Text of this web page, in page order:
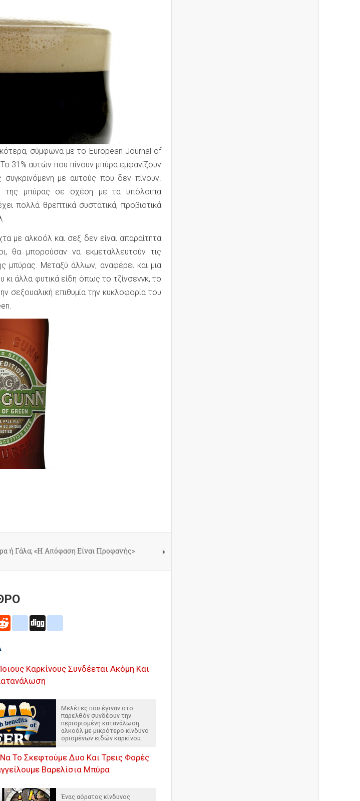
σύμφωνα με το European Journal of
31% αυτών που πίνουν μπύρα εμφανίζουν
συγκρινόμενη με αυτούς που δεν πίνουν.
της μπύρας σε σχέση με τα υπόλοιπα
πολλά θρεπτικά συστατικά, προβιοτικά
με αλκοόλ και σεξ δεν είναι απαραίτητα
θα μπορούσαν να εκμεταλλευτούν τις
μπύρας. Μεταξύ άλλων, αναφέρει και μια
κι άλλα φυτικά είδη όπως το τζίνσενγκ, το
σεξουαλική επιθυμία την κυκλοφορία του
ή Γάλα; «Η Απόφαση Είναι Προφανής»
Redditdelicious
Καρκίνους Συνδέεται Ακόμη Και
Μελέτες που έγιναν στο
παρελθόν συνδέουν την
περιορισμένη κατανάλωση
αλκοόλ με μικρότερο κίνδυνο
ορισμένων ειδών καρκίνου.
Να Το Σκεφτούμε Δυο Και Τρεις Φορές
Βαρελίσια Μπύρα
Ένας αόρατος κίνδυνος